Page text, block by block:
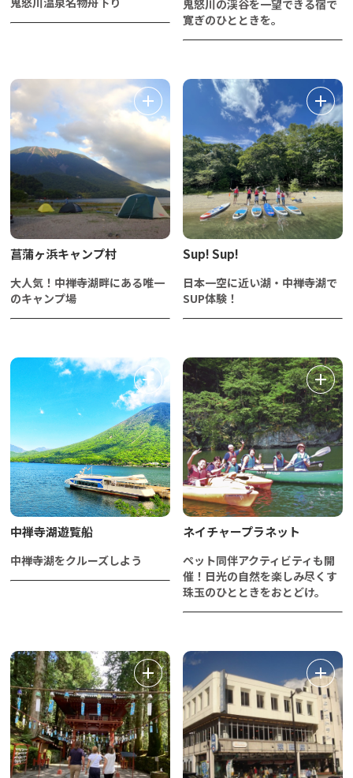
鬼怒川の渓谷を一望できる宿で
寛ぎのひとときを。
菖蒲ヶ浜キャンプ村
大人気！中禅寺湖畔にある唯一
のキャンプ場
Sup! Sup!
日本一空に近い湖・中禅寺湖で
SUP体験！
中禅寺湖遊覧船
中禅寺湖をクルーズしよう
ネイチャープラネット
ペット同伴アクティビティも開
催！日光の自然を楽しみ尽くす
珠玉のひとときをおとどけ。